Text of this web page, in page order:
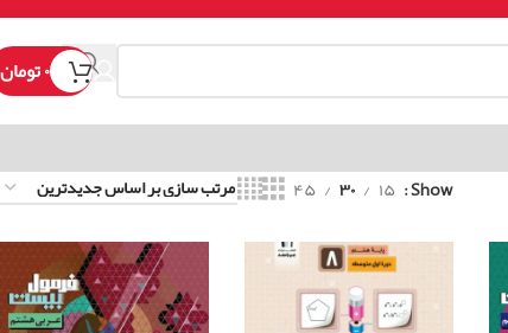
۰تومان
Show ۱۵ ۳۰ ۴۵